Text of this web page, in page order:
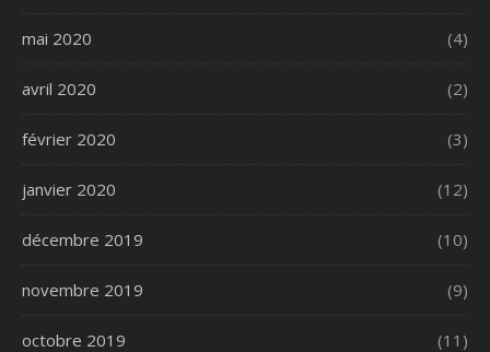
mai 2020 (4)
avril 2020 (2)
février 2020 (3)
janvier 2020 (12)
décembre 2019 (10)
novembre 2019 (9)
octobre 2019 (11)